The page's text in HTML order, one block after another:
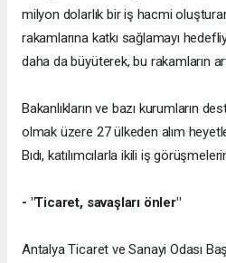
milyon dolarlık bir iş hacmi
rakamlarına katkı sağlamayı
daha da büyüterek, bu rakamların
Bakanlıkların ve bazı kurumların
olmak üzere 27 ülkeden alım
Bıdı, katılımcılarla ikili iş
- "Ticaret, savaşları önler"
Antalya Ticaret ve Sanayi Odası